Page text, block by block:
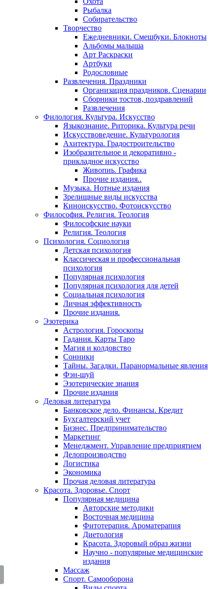
Рыбалка
Собирательство
Творчество
Ежедневники. Смешбуки. Блокноты
Альбомы малыша
Арт Раскраски
Артбуки
Родословные
Развлечения. Праздники
Организация праздников. Сценарии
Сборники тостов, поздравлений
Развлечения
Филология. Культура. Искусство
Языкознание. Риторика. Культура речи
Искусствоведение. Культурология
Ахитектура. Градостроительство
Изобразительное и декоративно -
прикладное искусство
Живопиь. Графика
Прочие издания..
Музыка. Нотные издания
Зрелищные виды искусства
Киноискусство. Фотоискусство
Философия. Религия. Теология
Философские науки
Религия. Теология
Психология. Социология
Детская психология
Классическая и профессиональная
психология
Популярная психология
Популярная психология для детей
Социальная психология
Личная эффективность
Прочие издания.
Эзотерика
Астрология. Гороскопы
Гадания. Карты Таро
Магия и колдовство
Сонники
Тайны. Загадки. Паранормальные явления
Фэн-шуй
Эзотерические знания
Прочие издания
Деловая литература
Банковское дело. Финансы. Кредит
Бухгалтерский учет
Бизнес. Предпринимательство
Маркетинг
Менеджмент. Управление предприятием
Делопроизводство
Логистика
Экономика
Прочая деловая литература
Красота. Здоровье. Спорт
Популярная медицина
Авторские методики
Восточная медицина
Фитотерапия. Ароматерапия
Диетология
Красота. Здоровый образ жизни
Научно - популярные медицинские
издания
Массаж
Спорт. Самооборона